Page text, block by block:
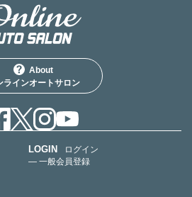
About
ラインオートサロン
LOGIN
ログイン
— 一般会員登録